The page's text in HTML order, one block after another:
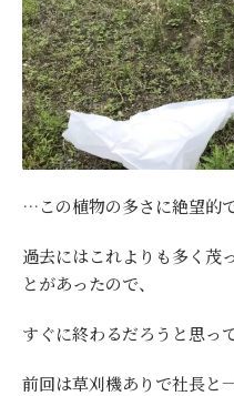
…この植物の多さに絶望的で
過去にはこれよりも多く茂
とがあったので、
すぐに終わるだろうと思っ
前回は草刈機ありで社長と